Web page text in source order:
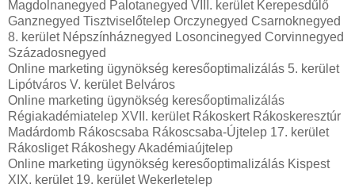
Magdolnanegyed Palotanegyed VIII. kerület Kerepesdűlő
Ganznegyed Tisztviselőtelep Orczynegyed Csarnoknegyed
8. kerület Népszínháznegyed Losoncinegyed Corvinnegyed
Századosnegyed
Online marketing ügynökség keresőoptimalizálás 5. kerület
Lipótváros V. kerület Belváros
Online marketing ügynökség keresőoptimalizálás
Régiakadémiatelep XVII. kerület Rákoskert Rákoskeresztúr
Madárdomb Rákoscsaba Rákoscsaba-Újtelep 17. kerület
Rákosliget Rákoshegy Akadémiaújtelep
Online marketing ügynökség keresőoptimalizálás Kispest
XIX. kerület 19. kerület Wekerletelep